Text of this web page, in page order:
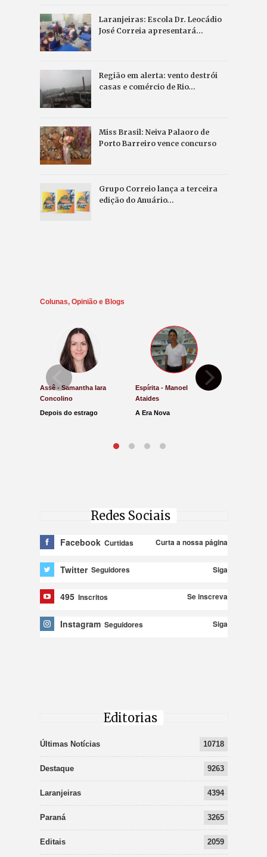
Laranjeiras: Escola Dr. Leocádio
José Correia apresentará…
Região em alerta: vento destrói
casas e comércio de Rio…
Miss Brasil: Neiva Palaoro de
Porto Barreiro vence concurso
Grupo Correio lança a terceira
edição do Anuário…
Colunas, Opinião e Blogs
Assê - Samantha Iara
Concolino
Depois do estrago
Espírita - Manoel
Ataides
A Era Nova
Redes Sociais
Facebook Curtidas Curta a nossa página
Twitter Seguidores Siga
495 Inscritos Se inscreva
Instagram Seguidores Siga
Editorias
Últimas Notícias 10718
Destaque 9263
Laranjeiras 4394
Paraná 3265
Editais 2059